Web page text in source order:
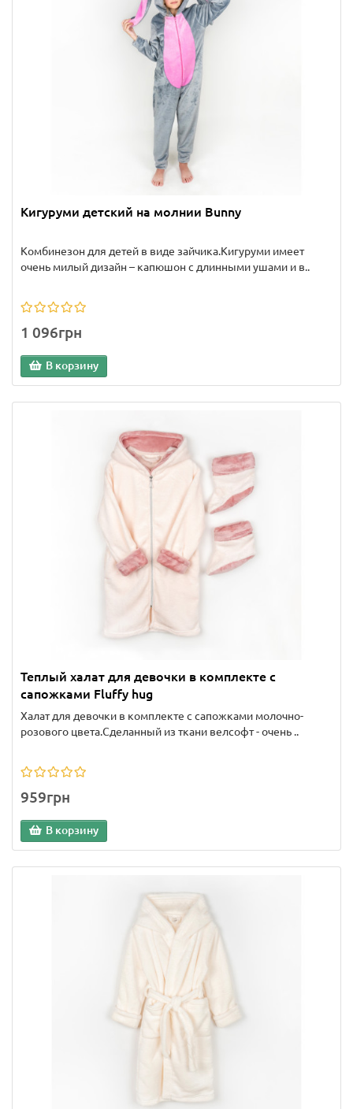
Кигуруми детский на молнии Bunny
Комбинезон для детей в виде зайчика.Кигуруми имеет
очень милый дизайн – капюшон с длинными ушами и в..
1 096грн
В корзину
Теплый халат для девочки в комплекте с
сапожками Fluffy hug
Халат для девочки в комплекте с сапожками молочно-
розового цвета.Сделанный из ткани велсофт - очень ..
959грн
В корзину